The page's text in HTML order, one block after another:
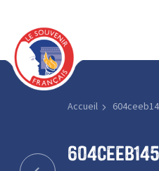
Accueil